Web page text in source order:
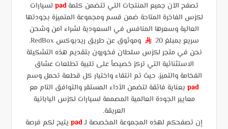
تصفح الآن جميع المنتجات التي تتضمن كلمةpad لسيارات
لكزس الفاخرة المتاحة ضمن قسم ومجموعة المتميزة بجودتها
العالية وسعرها المنافس في السعودية لشراء آمن وشحن
سريع بمبلغ 20
§ وموثوق عن طريق ريدبوكس RedBox.
نحن في متجر لكزس سلطان فخورون بتقديم هذه التشكيلة
الاستثنائية التي تركز خصيصاً على تلبية تطلعات عشاق
الفخامة والتميز، حيث تم انتقاء واختيار كل قطعة تحمل وسم
pad بعناية فائقة لتضمن الأداء المستقر والتوافق التام مع
معايير الجودة العالمية المصممة لسيارات لكزس اليابانية
العريقة.
إن تصفحكم لهذه المجموعة المخصصة لـpad يتيح لكم فرصة